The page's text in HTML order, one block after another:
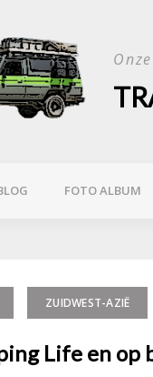
FOTO ALBUM
ZUIDWEST-AZIË
Life en op